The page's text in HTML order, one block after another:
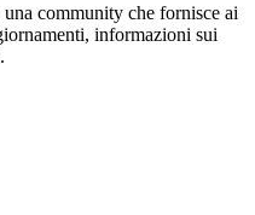
community che fornisce ai
informazioni sui